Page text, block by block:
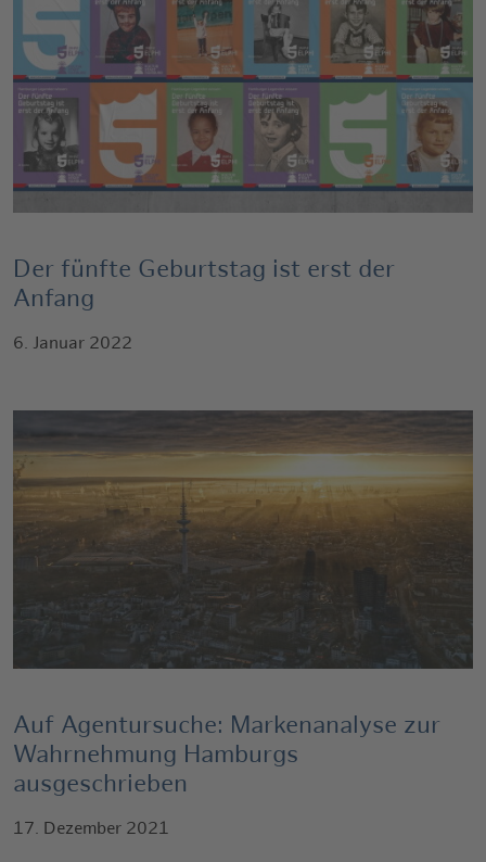
Der fünfte Geburtstag ist erst der
Anfang
6. Januar 2022
Auf Agentursuche: Markenanalyse zur
Wahrnehmung Hamburgs
ausgeschrieben
17. Dezember 2021